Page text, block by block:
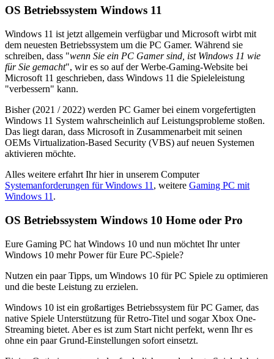
OS Betriebssystem Windows 11
Windows 11 ist jetzt allgemein verfügbar und Microsoft wirbt mit
dem neuesten Betriebssystem um die PC Gamer. Während sie
schreiben, dass "wenn Sie ein PC Gamer sind, ist Windows 11 wie
für Sie gemacht", wir es so auf der Werbe-Gaming-Website bei
Microsoft 11 geschrieben, dass Windows 11 die Spieleleistung
"verbessern" kann.
Bisher (2021 / 2022) werden PC Gamer bei einem vorgefertigten
Windows 11 System wahrscheinlich auf Leistungsprobleme stoßen.
Das liegt daran, dass Microsoft in Zusammenarbeit mit seinen
OEMs Virtualization-Based Security (VBS) auf neuen Systemen
aktivieren möchte.
Alles weitere erfahrt Ihr hier in unserem Computer
Systemanforderungen für Windows 11 , weitere Gaming PC mit
Windows 11 .
OS Betriebssystem Windows 10 Home oder Pro
Eure Gaming PC hat Windows 10 und nun möchtet Ihr unter
Windows 10 mehr Power für Eure PC-Spiele?
Nutzen ein paar Tipps, um Windows 10 für PC Spiele zu optimieren
und die beste Leistung zu erzielen.
Windows 10 ist ein großartiges Betriebssystem für PC Gamer, das
native Spiele Unterstützung für Retro-Titel und sogar Xbox One-
Streaming bietet. Aber es ist zum Start nicht perfekt, wenn Ihr es
ohne ein paar Grund-Einstellungen sofort einsetzt.